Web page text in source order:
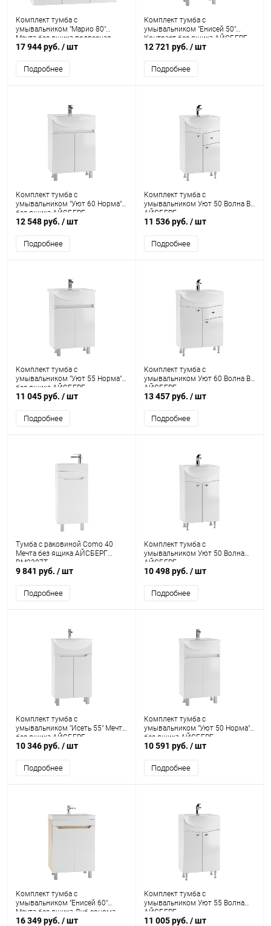
Комплект тумба с
умывальником "Марио 80"
Мечта без ящика подвесная
АЙСБЕРГ
17 944 руб. / шт
Подробнее
Комплект тумба с
умывальником "Енисей 50"
Контраст без ящика АЙСБЕРГ
12 721 руб. / шт
Подробнее
Комплект тумба с
умывальником "Уют 60 Норма"
без ящика АЙСБЕРГ
12 548 руб. / шт
Подробнее
Комплект тумба с
умывальником Уют 50 Волна В1
АЙСБЕРГ
11 536 руб. / шт
Подробнее
Комплект тумба с
умывальником "Уют 55 Норма"
без ящика АЙСБЕРГ
11 045 руб. / шт
Подробнее
Комплект тумба с
умывальником Уют 60 Волна В1
АЙСБЕРГ
13 457 руб. / шт
Подробнее
Тумба с раковиной Como 40
Мечта без ящика АЙСБЕРГ
DM2307T
9 841 руб. / шт
Подробнее
Комплект тумба с
умывальником Уют 50 Волна
АЙСБЕРГ
10 498 руб. / шт
Подробнее
Комплект тумба с
умывальником "Исеть 55" Мечта
без ящика АЙСБЕРГ
10 346 руб. / шт
Подробнее
Комплект тумба с
умывальником "Уют 50 Норма"
без ящика АЙСБЕРГ
10 591 руб. / шт
Подробнее
Комплект тумба с
умывальником "Енисей 60"
Мечта без ящика Дуб сонома
АЙСБЕРГ
16 349 руб. / шт
Комплект тумба с
умывальником Уют 55 Волна
АЙСБЕРГ
11 005 руб. / шт